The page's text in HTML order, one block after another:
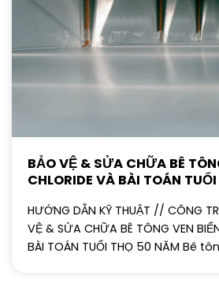
BẢO VỆ & SỬA CHỮA BÊ
CHLORIDE VÀ BÀI TOÁN
HƯỚNG DẪN KỸ THUẬT // CÔNG
VỆ & SỬA CHỮA BÊ TÔNG VEN
BÀI TOÁN TUỔI THỌ 50 NĂM Bê